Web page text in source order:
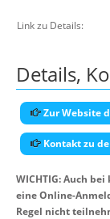
Link zu Details:
Details,
Zur Website
Kontakt zu
WICHTIG: Auch
eine Online-
Regel nicht